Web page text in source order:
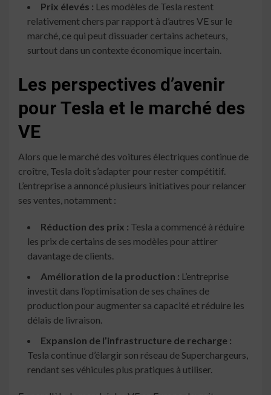
Prix élevés : Les modèles de Tesla restent
relativement chers par rapport à d’autres VE sur le
marché, ce qui peut dissuader certains acheteurs,
surtout dans un contexte économique incertain.
Les perspectives d’avenir
pour Tesla et le marché des
VE
Alors que le marché des voitures électriques continue de
croître, Tesla doit s’adapter pour rester compétitif.
L’entreprise a annoncé plusieurs initiatives pour relancer
ses ventes, notamment :
Réduction des prix : Tesla a commencé à réduire
les prix de certains de ses modèles pour attirer
davantage de clients.
Amélioration de la production : L’entreprise
investit dans l’optimisation de ses chaînes de
production pour augmenter sa capacité et réduire les
délais de livraison.
Expansion de l’infrastructure de recharge :
Tesla continue d’élargir son réseau de Superchargeurs,
rendant ses véhicules plus pratiques à utiliser.